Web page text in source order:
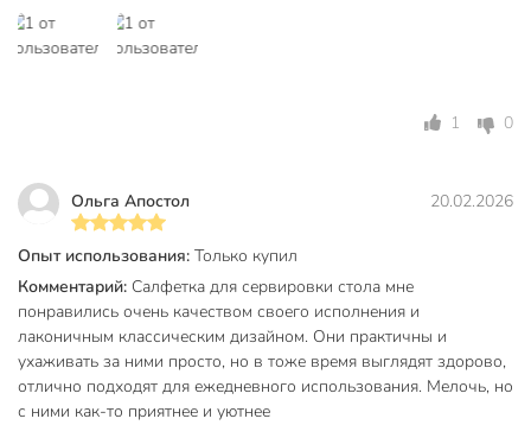
1 0
Ольга Апостол 20.02.2026
Опыт использования: Только купил
Комментарий: Салфетка для сервировки стола мне
понравились очень качеством своего исполнения и
лаконичным классическим дизайном. Они практичны и
ухаживать за ними просто, но в тоже время выглядят здорово,
отлично подходят для ежедневного использования. Мелочь, но
с ними как-то приятнее и уютнее